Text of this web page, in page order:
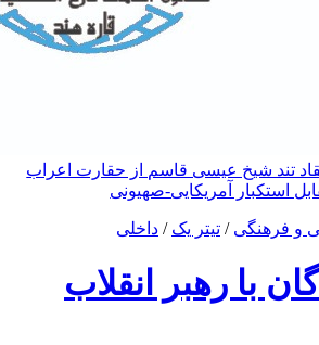
تند شیخ عیسی قاسم از حقارت اعراب
استکبار آمریکایی-صهیونی
و فرهنگی / تیتر یک / داخلی
با رهبر انقلاب